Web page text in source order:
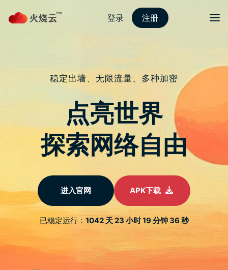
nordvpn 安卓
图书精选丨金龙奖漫画《西行纪》前
传,漫画大师郑健和笔下现象级港漫
问鼎斗神!
于2022 年 1 月 26 日 由nordvpn国内能用吗
收录於话题 #图书精选 31个
本文3051个字，阅读需要8分钟
2021年开年大戏《斗罗大陆》凭藉跌宕起伏的成长故事、
温梦想和初心。我们永远也看不够历练中坚强的热血少年，
也始终会被他们坚毅的眼神所吸引。